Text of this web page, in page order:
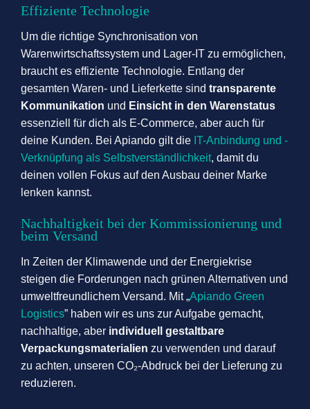
Effiziente Technologie
Um die richtige Synchronisation von
Warenwirtschaftssystem und Lager-IT zu ermöglichen,
braucht es effiziente Technologie. Entlang der
gesamten Waren- und Lieferkette sind transparente
Kommunikation und Einsicht in den Warenstatus
essenziell für dich als E-Commerce, aber auch für
deine Kunden. Bei Apiando gilt die IT-Anbindung und -
Verknüpfung als Selbstverständlichkeit, damit du
deinen vollen Fokus auf den Ausbau deiner Marke
lenken kannst.
Nachhaltigkeit bei der Kommissionierung und
beim Versand
In Zeiten der Klimawende und der Energiekrise
steigen die Forderungen nach grünen Alternativen und
umweltfreundlichem Versand. Mit „Apiando Green
Logistics” haben wir es uns zur Aufgabe gemacht,
nachhaltige, aber individuell gestaltbare
Verpackungsmaterialien zu verwenden und darauf
zu achten, unseren CO₂-Abdruck bei der Lieferung zu
reduzieren.